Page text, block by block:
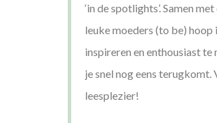
‘in de spotlights’. Samen
leuke moeders (to be) hoop
inspireren en enthousiast te
je snel nog eens terugkomt.
leesplezier!